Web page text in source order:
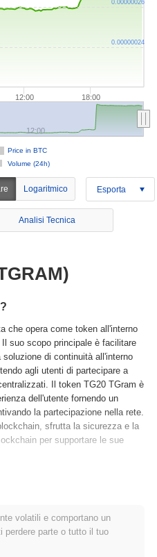
12:00 18:00
Price in BTC
Volume (24h)
12:00
0.00000024
0.00000026
Logaritmico Esporta
Analisi Tecnica
che opera come token all'interno
suo scopo principale è facilitare
di continuità all'interno
agli utenti di partecipare a
Il token TG20 TGram è
dell'utente fornendo un
la partecipazione nella rete.
sfrutta la sicurezza e la
per supportare le sue
TG20 TGram?
la comunicazione e le
comunità crypto. Creato da un
TGram si concentra sulla
volatili e comportano un
perdere parte o tutto il tuo